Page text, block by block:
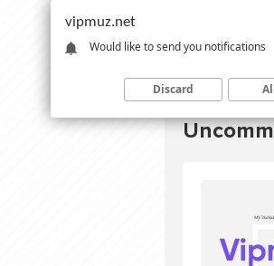
vipmuz.net
Would like to send you notifications
Discard